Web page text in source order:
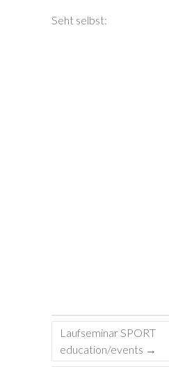
Seht selbst:
Laufseminar SPORT
education/events →